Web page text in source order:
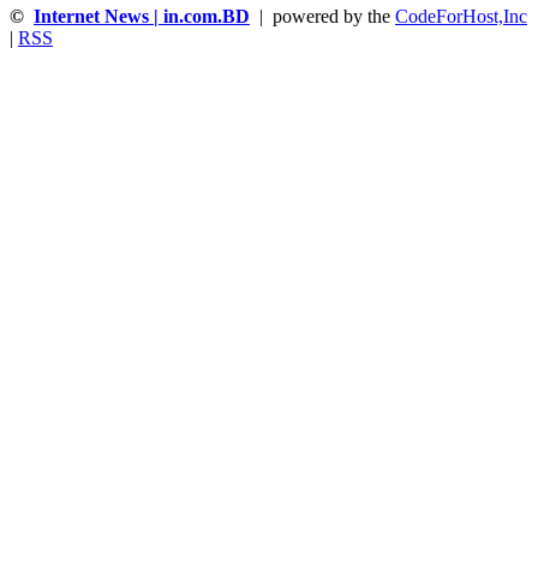
© Internet News | in.com.BD | powered by the CodeForHost,Inc
| RSS